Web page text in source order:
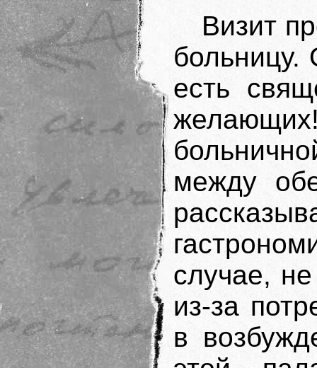
Визит
больницу.
есть
между
случае,
из-за
в